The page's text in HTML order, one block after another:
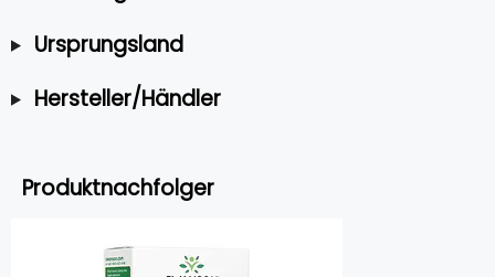
Ursprungsland
Hersteller/Händler
Produktnachfolger